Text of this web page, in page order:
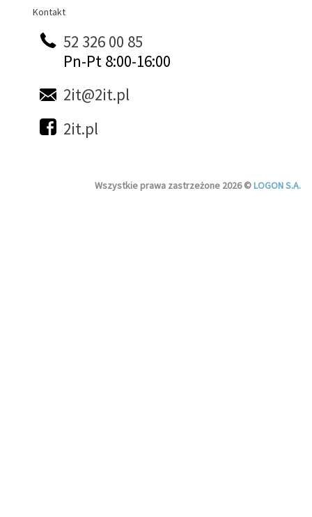
Kontakt
Kontakt
52 326 00 85
Pn-Pt 8:00-16:00
2it@2it.pl
2it.pl
Wszystkie prawa zastrzeżone 2026 ©LOGON S.A.